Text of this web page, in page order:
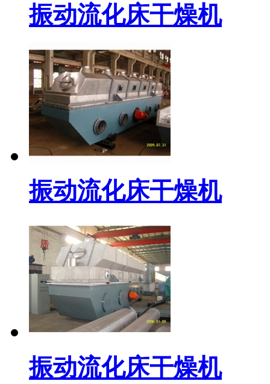
振动流化床干燥机
振动流化床干燥机
振动流化床干燥机